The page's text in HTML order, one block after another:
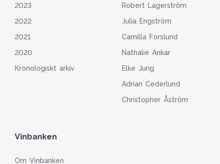
2023
2022
2021
2020
Kronologiskt arkiv
Robert Lagerström
Julia Engström
Camilla Forslund
Nathalie Ankar
Elke Jung
Adrian Cederlund
Christopher Åström
Vinbanken
Om Vinbanken